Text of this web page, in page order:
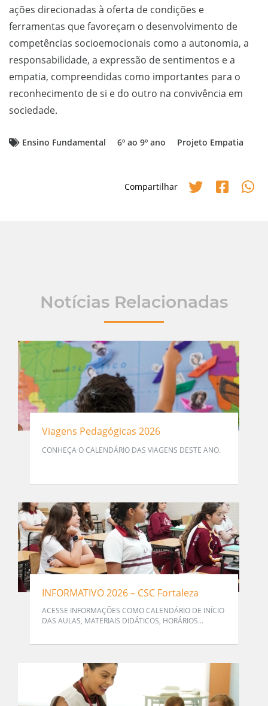
ações direcionadas à oferta de condições e
ferramentas que favoreçam o desenvolvimento de
competências socioemocionais como a autonomia, a
responsabilidade, a expressão de sentimentos e a
empatia, compreendidas como importantes para o
reconhecimento de si e do outro na convivência em
sociedade.
Ensino Fundamental 6º ao 9º ano Projeto Empatia
Compartilhar
Notícias Relacionadas
Viagens Pedagógicas 2026
CONHEÇA O CALENDÁRIO DAS VIAGENS DESTE ANO.
INFORMATIVO 2026 – CSC Fortaleza
ACESSE INFORMAÇÕES COMO CALENDÁRIO DE INÍCIO
DAS AULAS, MATERIAIS DIDÁTICOS, HORÁRIOS...